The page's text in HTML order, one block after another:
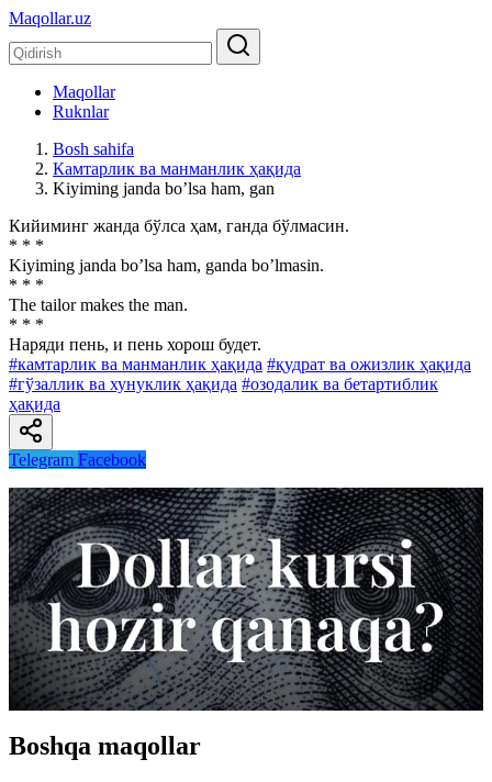
Maqollar.uz
Maqollar
Ruknlar
Bosh sahifa
Камтарлик ва манманлик ҳақида
Kiyiming janda boʼlsa ham, gan
Кийиминг жанда бўлса ҳам, ганда бўлмасин.
* * *
Kiyiming janda boʼlsa ham, ganda boʼlmasin.
* * *
The tailor makes the man.
* * *
Наряди пень, и пень хорош будет.
#камтарлик ва манманлик ҳақида #қудрат ва ожизлик ҳақида
#гўзаллик ва хунуклик ҳақида #озодалик ва бетартиблик
ҳақида
Telegram Facebook
Boshqa maqollar